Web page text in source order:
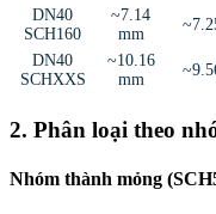
DN40
SCH160
~7.14
mm
DN40
SCHXXS
~10.16
mm
2. Phân loại theo
Nhóm thành mỏng